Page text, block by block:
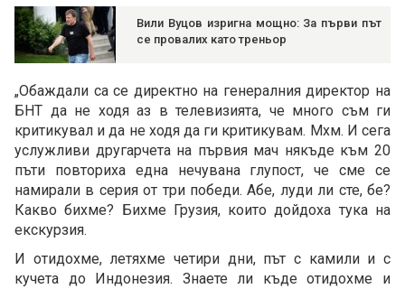
Вили Вуцов изригна мощно: За първи път
се провалих като треньор
„Обаждали са се директно на генералния директор на
БНТ да не ходя аз в телевизията, че много съм ги
критикувал и да не ходя да ги критикувам. Мхм. И сега
услужливи другарчета на първия мач някъде към 20
пъти повториха една нечувана глупост, че сме се
намирали в серия от три победи. Абе, луди ли сте, бе?
Какво бихме? Бихме Грузия, които дойдоха тука на
екскурзия.
И отидохме, летяхме четири дни, път с камили и с
кучета до Индонезия. Знаете ли къде отидохме и